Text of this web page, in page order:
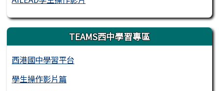
TEAMS西中學習專區
西港國中學習平台
學生操作影片篇